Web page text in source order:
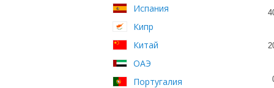
Испания
Кипр
Китай
ОАЭ
Португалия